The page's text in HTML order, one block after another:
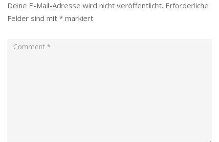
Deine E-Mail-Adresse wird nicht veröffentlicht. Erforderliche
Felder sind mit * markiert